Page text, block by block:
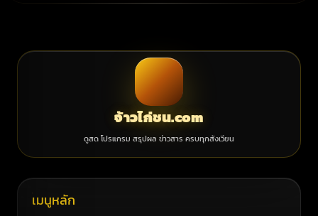
จ้าวไก่ชน.com
ดูสด โปรแกรม สรุปผล ข่าวสาร ครบทุกสังเวียน
เมนูหลัก